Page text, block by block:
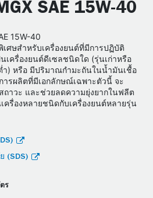
SAE 15W-40
15W-40
ศษสำหรับเครื่องยนต์ที่มีการปฏิบัติ
เครื่องยนต์ดีเซลชนิดใด (รุ่นเก่าหรือ
ำ) หรือ มีปริมาณกำมะถันในน้ำมันเชื้อ
ารผลิตที่มีเอกลักษณ์เฉพาะตัวนี้ จะ
ถาวะ และช่วยลดความยุ่งยากในฟลีต
ครื่องหลายชนิดกับเครื่องยนต์หลายรุ่น
(SDS)
ร